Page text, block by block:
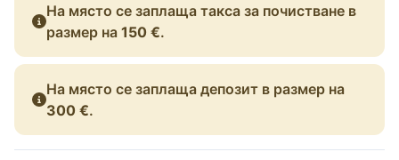
На място се заплаща такса за почистване в
размер на 150 €.
На място се заплаща депозит в размер на
300 €.